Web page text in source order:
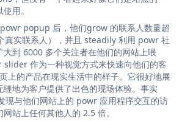
用。
popup 后，他们grow 的联系人数量超
真实联系人），并且 steadily 利用 powr 社
到 6000 多个关注者在他们的网站上喂
作为一种视觉方式来快速向他们的客
上的产品在现实生活中的样子。它很好地展
地为客户提供了出色的现场体验。事实
现与他们网站上的 powr 应用程序交互的访
站上任何其他人的 2.5 倍。